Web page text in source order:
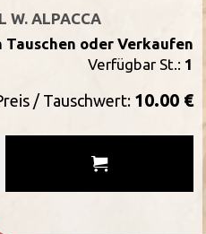
W. ALPACCA
Tauschen oder Verkaufen
Verfügbar St.: 1
/ Tauschwert: 10.00 €